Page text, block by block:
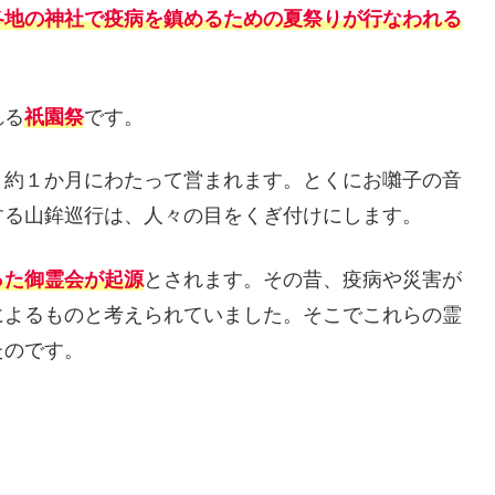
の神社で疫病を鎮めるための夏祭りが行なわれる
祇園祭です。
１か月にわたって営まれます。とくにお囃子の音
山鉾巡行は、人々の目をくぎ付けにします。
御霊会が起源とされます。その昔、疫病や災害が
るものと考えられていました。そこでこれらの霊
です。